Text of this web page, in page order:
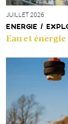
JUILLET 2026
ENERGIE /
Eau et énergie